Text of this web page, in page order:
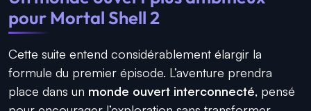
pour Mortal Shell 2
Cette suite entend considérablement élargir la
formule du premier épisode. L’aventure prendra
place dans un monde ouvert interconnecté, pensé